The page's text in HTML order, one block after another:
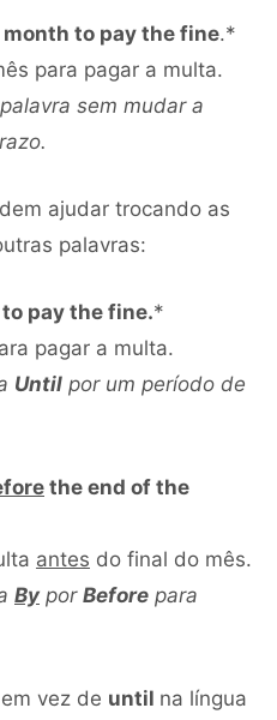
to pay the fine.*
para pagar a multa.
sem mudar a
ajudar trocando as
palavras:
to pay the fine.*
pagar a multa.
Until por um período de
the end of the
antes do final do mês.
By por Before para
em vez de until na língua